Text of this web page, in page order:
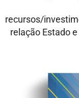
recursos/
relação Estado